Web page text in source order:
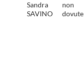
Sandra
SAVINO
non
dovute